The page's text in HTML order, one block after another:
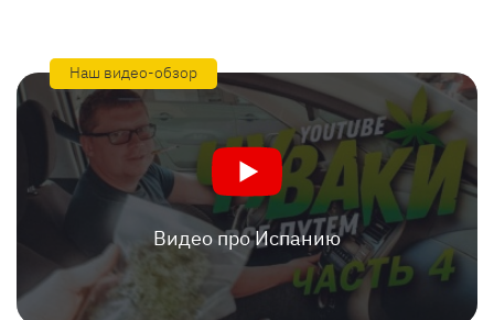
Наш видео-обзор
Видео про Испанию